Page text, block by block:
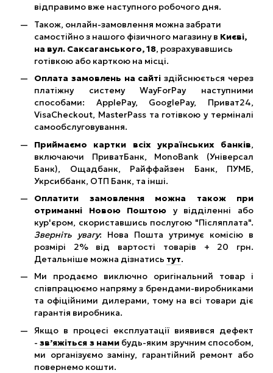
відправимо вже наступного робочого дня.
Також, онлайн-замовлення можна забрати
самостійно з нашого фізичного магазину в Києві,
на вул. Саксаганського, 18, розрахувавшись
готівкою або карткою на місці.
Оплата замовлень на сайтіздійснюється через
платіжну систему WayForPay наступними
способами: ApplePay, GooglePay, Приват24,
VisaCheckout, MasterPass та готівкою у терміналі
самообслуговування.
Приймаємо картки всіх українських банків,
включаючи ПриватБанк, MonoBank (Універсал
Банк), Ощадбанк, Райффайзен Банк, ПУМБ,
Укрсиббанк, ОТП Банк, та інші.
Оплатити замовлення можна також при
отриманні Новою Поштою у відділенні або
кур'єром, скориставшись послугою "Післяплата".
Зверніть увагу: Нова Пошта утримує комісію в
розмірі 2% від вартості товарів + 20 грн.
Детальніше можна дізнатись тут.
Ми продаємо виключно оригінальний товар і
співпрацюємо напряму з брендами-виробниками
та офіційними дилерами, тому на всі товари діє
гарантія виробника.
Якщо в процесі експлуатації виявився дефект
-зв’яжіться з нами будь-яким зручним способом,
ми організуємо заміну, гарантійний ремонт або
повернемо кошти.